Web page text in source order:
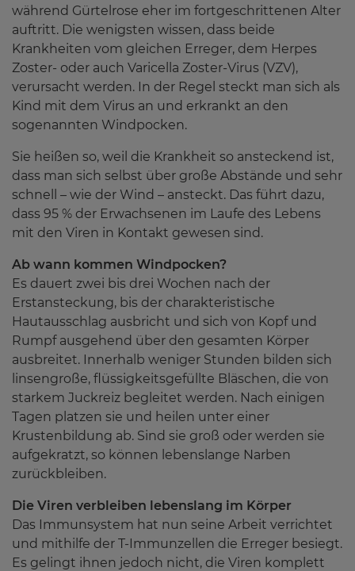
Service
Wissenswertes
Über uns
Kontakt
während Gürtelrose eher im fortgeschrittenen Alter
auftritt. Die wenigsten wissen, dass beide
Krankheiten vom gleichen Erreger, dem Herpes
Zoster- oder auch Varicella Zoster-Virus (VZV),
verursacht werden. In der Regel steckt man sich als
Kind mit dem Virus an und erkrankt an den
sogenannten Windpocken.
Sie heißen so, weil die Krankheit so ansteckend ist,
dass man sich selbst über große Abstände und sehr
schnell – wie der Wind – ansteckt. Das führt dazu,
dass 95 % der Erwachsenen im Laufe des Lebens
mit den Viren in Kontakt gewesen sind.
Ab wann kommen Windpocken?
Es dauert zwei bis drei Wochen nach der
Erstansteckung, bis der charakteristische
Hautausschlag ausbricht und sich von Kopf und
Rumpf ausgehend über den gesamten Körper
ausbreitet. Innerhalb weniger Stunden bilden sich
linsengroße, flüssigkeitsgefüllte Bläschen, die von
starkem Juckreiz begleitet werden. Nach einigen
Tagen platzen sie und heilen unter einer
Krustenbildung ab. Sind sie groß oder werden sie
aufgekratzt, so können lebenslange Narben
zurückbleiben.
Die Viren verbleiben lebenslang im Körper
Das Immunsystem hat nun seine Arbeit verrichtet
und mithilfe der T-Immunzellen die Erreger besiegt.
Es gelingt ihnen jedoch nicht, die Viren komplett